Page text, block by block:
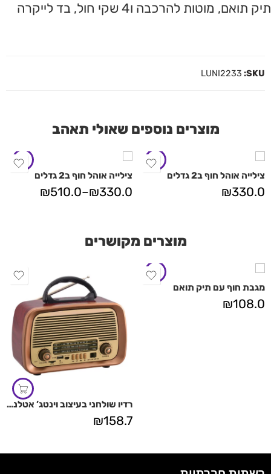
תיק תואם, מוטות להרכבה ו4 שקי חול, בד לייקרה
SKU:
LUNI2233
מוצרים נוספים שאולי תאהב
צילייה אוהל חוף ב2 גדלים
₪330.0
צילייה אוהל חוף ב2 גדלים
₪330.0
–
₪510.0
מוצרים מקושרים
מגבת חוף עם תיק תואם
₪108.0
רדיו שולחני בעיצוב וינטג’ אטלנטיק
₪158.7